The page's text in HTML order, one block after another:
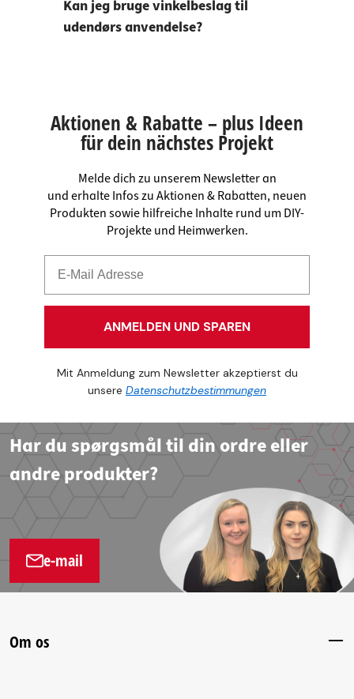
Kan jeg bruge vinkelbeslag til
udendørs anvendelse?
Aktionen & Rabatte – plus Ideen
für dein nächstes Projekt
Melde dich zu unserem Newsletter an
und erhalte Infos zu Aktionen & Rabatten, neuen
Produkten sowie hilfreiche Inhalte rund um DIY-
Projekte und Heimwerken.
ANMELDEN UND SPAREN
Mit Anmeldung zum Newsletter akzeptierst du
unsere Datenschutzbestimmungen
Har du spørgsmål til din ordre eller
andre produkter?
e-mail
Om os